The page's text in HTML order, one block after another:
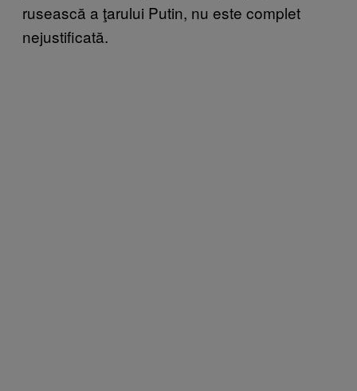
rusească a ţarului Putin, nu este complet
nejustificată.